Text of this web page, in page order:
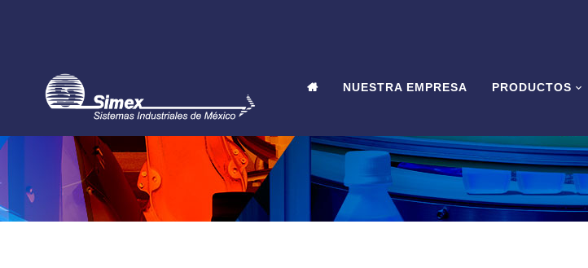
NUESTRA EMPRESA PRODUCTOS